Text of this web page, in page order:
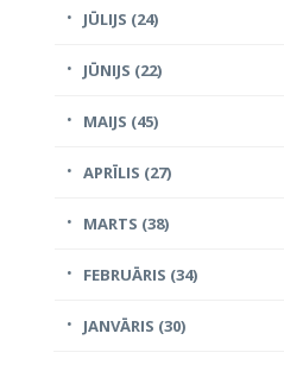
JŪLIJS (24)
JŪNIJS (22)
MAIJS (45)
APRĪLIS (27)
MARTS (38)
FEBRUĀRIS (34)
JANVĀRIS (30)